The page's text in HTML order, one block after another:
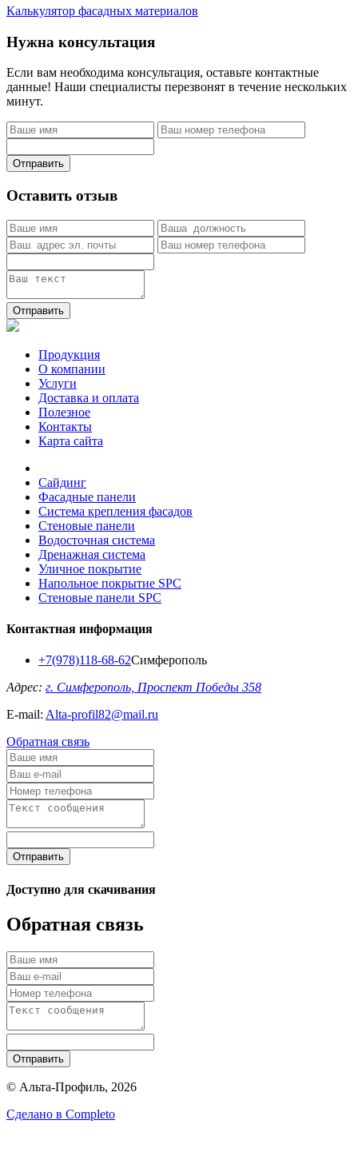
Калькулятор фасадных материалов
Нужна консультация
Если вам необходима консультация, оставьте контактные
данные! Наши специалисты перезвонят в течение нескольких
минут.
Отправить
Оставить отзыв
Отправить
Продукция
О компании
Услуги
Доставка и оплата
Полезное
Контакты
Карта сайта
Сайдинг
Фасадные панели
Система крепления фасадов
Стеновые панели
Водосточная система
Дренажная система
Уличное покрытие
Напольное покрытие SPC
Стеновые панели SPC
Контактная информация
+7(978)118-68-62Симферополь
Адрес: г. Симферополь, Проспект Победы 358
E-mail: Alta-profil82@mail.ru
Обратная связь
Отправить
Доступно для скачивания
Обратная связь
Отправить
© Альта-Профиль, 2026
Сделано в Completo